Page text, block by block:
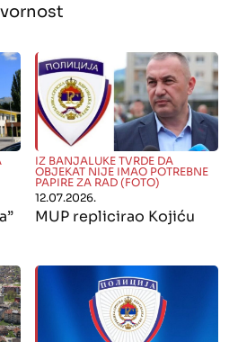
" alt="">
IZ BANJALUKE TVRDE DA
OBJEKAT NIJE IMAO POTREBNE
PAPIRE ZA RAD (FOTO)
12.07.2026.
MUP replicirao Kojiću